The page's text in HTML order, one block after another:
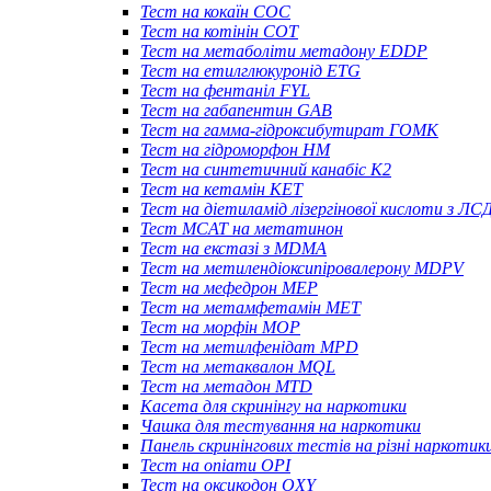
Тест на кокаїн COC
Тест на котінін COT
Тест на метаболіти метадону EDDP
Тест на етилглюкуронід ETG
Тест на фентаніл FYL
Тест на габапентин GAB
Тест на гамма-гідроксибутират ГОМК
Тест на гідроморфон HM
Тест на синтетичний канабіс K2
Тест на кетамін KET
Тест на діетиламід лізергінової кислоти з
Тест MCAT на метатинон
Тест на екстазі з MDMA
Тест на метилендіоксипіровалерону MDPV
Тест на мефедрон MEP
Тест на метамфетамін MET
Тест на морфін MOP
Тест на метилфенідат MPD
Тест на метаквалон MQL
Тест на метадон MTD
Касета для скринінгу на наркотики
Чашка для тестування на наркотики
Панель скринінгових тестів на різні
Тест на опіати OPI
Тест на оксикодон OXY